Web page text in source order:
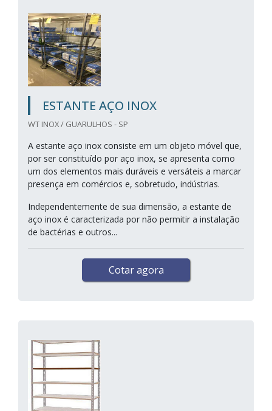
ESTANTE AÇO INOX
WT INOX / GUARULHOS - SP
A estante aço inox consiste em um objeto móvel que,
por ser constituído por aço inox, se apresenta como
um dos elementos mais duráveis e versáteis a marcar
presença em comércios e, sobretudo, indústrias.
Independentemente de sua dimensão, a estante de
aço inox é caracterizada por não permitir a instalação
de bactérias e outros...
Cotar agora